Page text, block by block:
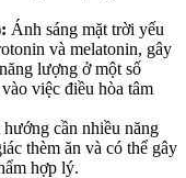
Ánh sáng mặt trời yếu
và melatonin, gây
lượng ở một số
việc điều hòa tâm
cần nhiều năng
thèm ăn và có thể gây
hợp lý.